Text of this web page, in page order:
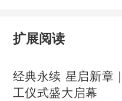
扩展阅读
经典永续 星启新章
工仪式盛大启幕